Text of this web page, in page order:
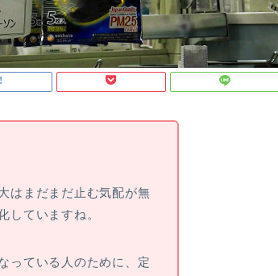
はまだまだ止む気配が無
していますね。
っている人のために、定